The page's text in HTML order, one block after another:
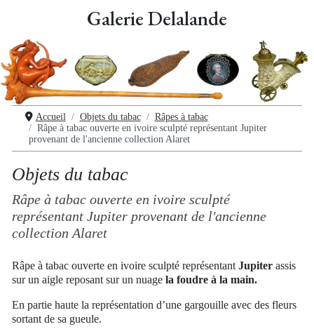
Galerie Delalande
Accueil Objets du tabac
Râpes à tabac
Râpe à tabac ouverte en ivoire sculpté représentant Jupiter
provenant de l'ancienne collection Alaret
Objets du tabac
Râpe à tabac ouverte en ivoire sculpté
représentant Jupiter provenant de l'ancienne
collection Alaret
Râpe à tabac ouverte en ivoire sculpté représentantJupiterassis
sur un aigle reposant sur un nuagela foudre à la main.
En partie haute la représentation d’une gargouille avec des fleurs
sortant de sa gueule.